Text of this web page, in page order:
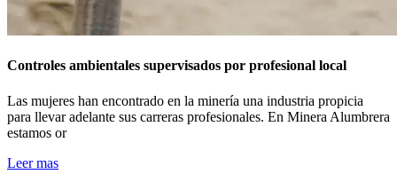
Controles ambientales supervisados por profesional local
Las mujeres han encontrado en la minería una industria propicia
para llevar adelante sus carreras profesionales. En Minera Alumbrera
estamos or
Leer mas